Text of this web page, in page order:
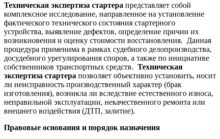
Техническая экспертиза стартера представляет собой
комплексное исследование, направленное на установление
фактического технического состояния стартерного
устройства, выявление дефектов, определение причин их
возникновения и оценку стоимости восстановления. Данная
процедура применима в рамках судебного делопроизводства,
досудебного урегулирования споров, а также по инициативе
собственников транспортных средств. Техническая
экспертиза стартера позволяет объективно установить, носит
ли неисправность производственный характер (брак
изготовления), возникла ли вследствие естественного износа,
неправильной эксплуатации, некачественного ремонта или
внешнего воздействия (ДТП, залитие).
Правовые основания и порядок назначения